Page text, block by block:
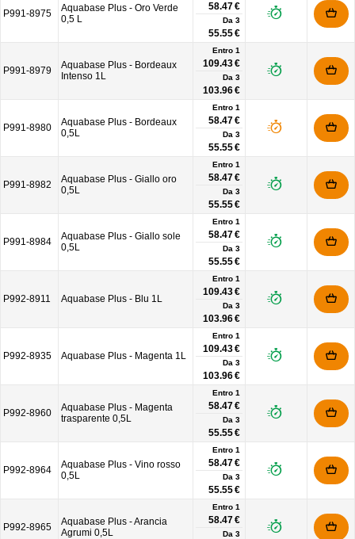
P991-8975
Aquabase Plus - Oro Verde
0,5 L
58.47 €
Da 3
55.55 €
P991-8979
Aquabase Plus - Bordeaux
Intenso 1L
Entro 1
109.43 €
Da 3
103.96 €
P991-8980
Aquabase Plus - Bordeaux
0,5L
Entro 1
58.47 €
Da 3
55.55 €
P991-8982
Aquabase Plus - Giallo oro
0,5L
Entro 1
58.47 €
Da 3
55.55 €
P991-8984
Aquabase Plus - Giallo sole
0,5L
Entro 1
58.47 €
Da 3
55.55 €
P992-8911 Aquabase Plus - Blu 1L
Entro 1
109.43 €
Da 3
103.96 €
P992-8935 Aquabase Plus - Magenta 1L
Entro 1
109.43 €
Da 3
103.96 €
P992-8960
Aquabase Plus - Magenta
trasparente 0,5L
Entro 1
58.47 €
Da 3
55.55 €
P992-8964
Aquabase Plus - Vino rosso
0,5L
Entro 1
58.47 €
Da 3
55.55 €
P992-8965
Aquabase Plus - Arancia
Agrumi 0,5L
Entro 1
58.47 €
Da 3